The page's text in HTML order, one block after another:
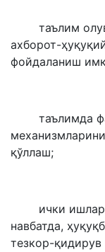
таълим
ахборот-
фойдаланиш
таълимда
қўллаш;
ички
навбатда,
тезкор-